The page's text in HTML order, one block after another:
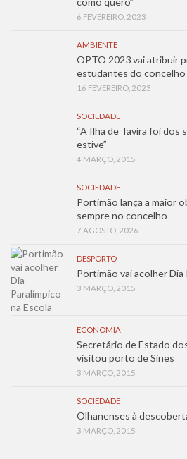
6 FEVEREIRO, 2023
AMBIENTE
OPTO 2023 vai atribuir
estudantes do concelho
16 FEVEREIRO, 2023
SOCIEDADE
“A Ilha de Tavira foi dos
estive”
4 MARÇO, 2015
SOCIEDADE
Portimão lança a maior
sempre no concelho
7 AGOSTO, 2026
DESPORTO
Portimão vai acolher Dia
3 MARÇO, 2015
ECONOMIA
Secretário de Estado
visitou porto de Sines
3 MARÇO, 2015
SOCIEDADE
Olhanenses à
3 MARÇO, 2015